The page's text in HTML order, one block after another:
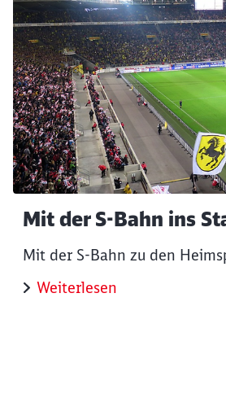
Mit der S-Bahn ins
Mit der S-Bahn zu den
Weiterlesen